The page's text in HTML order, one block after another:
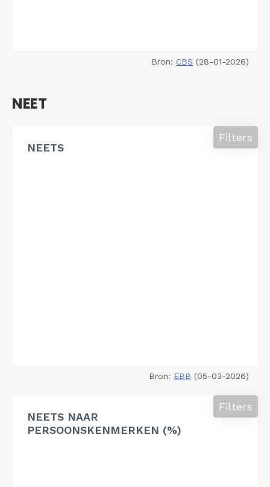
Bron: CBS (28-01-2026)
NEET
NEETS
Filters
Bron: EBB (05-03-2026)
NEETS NAAR
PERSOONSKENMERKEN (%)
Filters